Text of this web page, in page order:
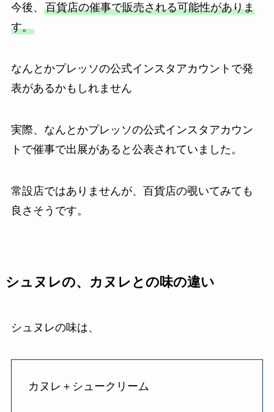
今後、 百貨店の催事で販売される可能性がありま
す。
なんとかプレッソの公式インスタアカウントで発
表があるかもしれません
実際、なんとかプレッソの公式インスタアカウン
トで催事で出展があると公表されていました。
常設店ではありませんが、百貨店の覗いてみても
良さそうです。
シュヌレの、カヌレとの味の違い
シュヌレの味は、
カヌレ＋シュークリーム